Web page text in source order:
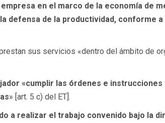
en el marco de la economía de
defensa de la productividad, conforme
sus servicios «dentro del ámbito de
«cumplir las órdenes e
» [art. 5 c) del ET].
a realizar el trabajo convenido bajo la